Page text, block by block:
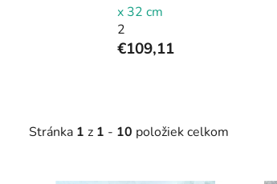
x 32 cm
2
€109,11
Stránka 1 z 1 - 10 položiek celkom